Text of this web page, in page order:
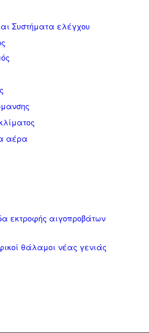
Συστήματα ελέγχου
αέρα
εκτροφής αιγοπροβάτων
θάλαμοι νέας γενιάς